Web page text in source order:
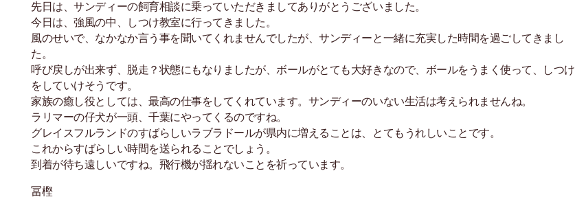
先日は、サンディーの飼育相談に乗っていただきましてありがとうございました。
今日は、強風の中、しつけ教室に行ってきました。
風のせいで、なかなか言う事を聞いてくれませんでしたが、サンディーと一緒に充実した時間を過ごしてきまし
た。
呼び戻しが出来ず、脱走？状態にもなりましたが、ボールがとても大好きなので、ボールをうまく使って、しつけ
をしていけそうです。
家族の癒し役としては、最高の仕事をしてくれています。サンディーのいない生活は考えられませんね。
ラリマーの仔犬が一頭、千葉にやってくるのですね。
グレイスフルランドのすばらしいラブラドールが県内に増えることは、とてもうれしいことです。
これからすばらしい時間を送られることでしょう。
到着が待ち遠しいですね。飛行機が揺れないことを祈っています。
冨樫